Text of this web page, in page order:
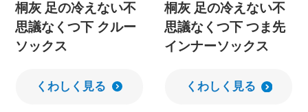
桐灰 足の冷えない不
思議なくつ下 クルー
ソックス
くわしく見る
桐灰 足の冷えない不
思議なくつ下 つま先
インナーソックス
くわしく見る